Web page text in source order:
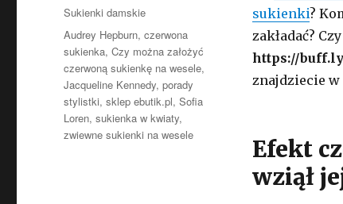
sukienki?
zakładać?
https://
znajdziecie
Efekt
wziął
Kategorie
Sukienki damskie
Tagi
Audrey Hepburn,czerwona
sukienka,Czy można założyć
czerwoną sukienkę na wesele,
Jacqueline Kennedy,porady
stylistki,sklep ebutik.pl,Sofia
Loren,sukienka w kwiaty,
zwiewne sukienki na wesele